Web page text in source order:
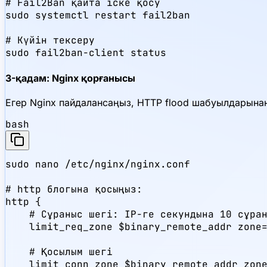
# Fail2Ban қайта іске қосу
sudo systemctl restart fail2ban
# Күйін тексеру
sudo fail2ban-client status
3-қадам: Nginx қорғанысы
Егер Nginx пайдалансаңыз, HTTP flood
bash
sudo nano /etc/nginx/nginx.conf
# http блогына қосыңыз:
http {
# Сұраныс шегі: IP-ге секундына 10
limit_req_zone $binary_remote_addr
    # Қосылым шегі
limit_conn_zone $binary_remote_addr